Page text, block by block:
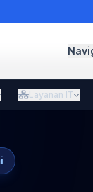
Layanan IT